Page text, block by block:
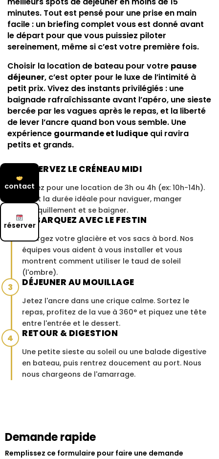
minutes. Tout est pensé pour une prise en main
facile : un briefing complet vous est donné avant
le départ pour que vous puissiez piloter
sereinement, même si c’est votre première fois.
Choisir la location de bateau pour votre pause
déjeuner, c’est opter pour le luxe de l’intimité à
petit prix. Vivez des instants privilégiés : une
baignade rafraîchissante avant l’apéro, une sieste
bercée par les vagues après le repas, et la liberté
de lever l’ancre quand bon vous semble. Une
expérience gourmande et ludique qui ravira
petits et grands.
RÉSERVEZ LE CRÉNEAU MIDI
Optez pour une location de 3h ou 4h (ex: 10h-14h).
C'est la durée idéale pour naviguer, manger
tranquillement et se baigner.
2 EMBARQUEZ AVEC LE FESTIN
Chargez votre glacière et vos sacs à bord. Nos
équipes vous aident à vous installer et vous
montrent comment utiliser le taud de soleil
(l'ombre).
3 DÉJEUNER AU MOUILLAGE
Jetez l'ancre dans une crique calme. Sortez le
repas, profitez de la vue à 360° et piquez une tête
entre l'entrée et le dessert.
4 RETOUR & DIGESTION
Une petite sieste au soleil ou une balade digestive
en bateau, puis rentrez doucement au port. Nous
nous chargeons de l'amarrage.
Demande rapide
Remplissez ce formulaire pour faire une demande
contact
réserver